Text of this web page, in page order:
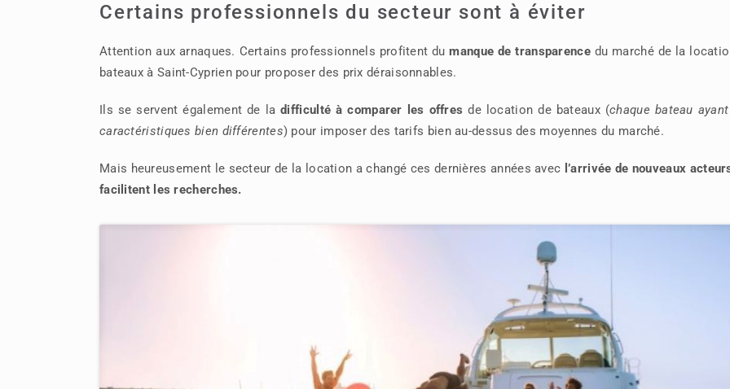
Certains professionnels du secteur sont à éviter
Attention aux arnaques. Certains professionnels profitent dumanque de transparencedu marché de la
bateaux à Saint-Cyprien pour proposer des prix déraisonnables.
Ils se servent également de ladifficulté à comparer les offres de location de bateaux (chaque bateau
caractéristiques bien différentes) pour imposer des tarifs bien au-dessus des moyennes du marché.
Mais heureusement le secteur de la location a changé ces dernières années avec l’arrivée de nouveaux
facilitent les recherches.